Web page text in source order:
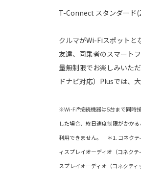
T-Connect スタンダード
クルマがWi-Fiスポットと
友達、同乗者のスマート
量無制限でお楽しみいた
ドナビ対応）Plusでは、
※Wi-Fi®接続機器は5台まで同時
した場合、終日速度制限がかか
利用できません。 ＊1. コネクテ
ィスプレイオーディオ（コネク
スプレイオーディオ（コネクテ